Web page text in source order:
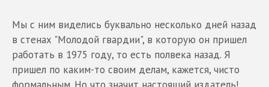
Мы с ним виделись буквально несколько дней назад
в стенах "Молодой гвардии", в которую он пришел
работать в 1975 году, то есть полвека назад. Я
пришел по каким-то своим делам, кажется, чисто